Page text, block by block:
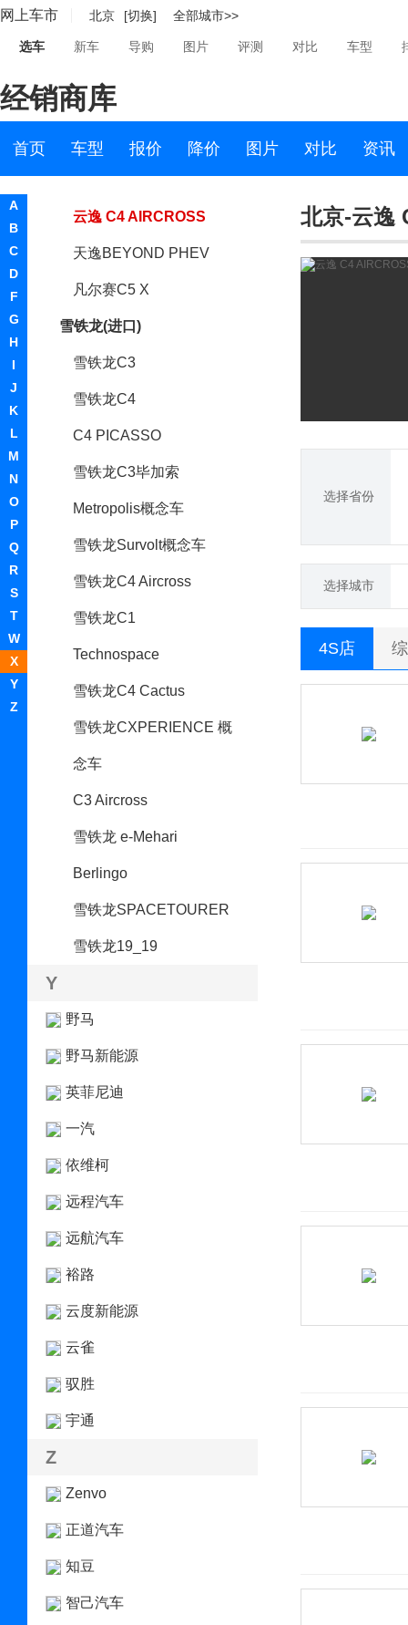
网上车市 北京 [切换] 全部城市>>
选车 新车 导购 图片 评测 对比 车型
经销商库
首页 车型 报价 降价 图片 对比 资讯
A
B
C
D
F
G
H
I
J
K
L
M
N
O
P
Q
R
S
T
W
X
Y
Z
雪铁龙C3-XR
雪铁龙C6
天逸BEYOND
云逸 C4 AIRCROSS
天逸BEYOND PHEV
凡尔赛C5 X
雪铁龙(进口)
雪铁龙C3
雪铁龙C4
C4 PICASSO
雪铁龙C3毕加索
Metropolis概念车
雪铁龙Survolt概念车
雪铁龙C4 Aircross
雪铁龙C1
Technospace
雪铁龙C4 Cactus
雪铁龙CXPERIENCE 概
念车
C3 Aircross
雪铁龙 e-Mehari
Berlingo
雪铁龙SPACETOURER
雪铁龙19_19
Y
野马
野马新能源
英菲尼迪
一汽
依维柯
远程汽车
远航汽车
裕路
云度新能源
云雀
驭胜
宇通
Z
Zenvo
正道汽车
知豆
智己汽车
北京-云逸
选择省份
选择城市
4S店